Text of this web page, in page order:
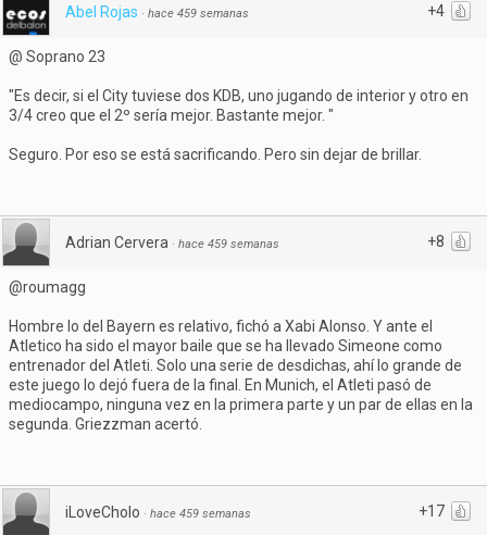
+4
Abel Rojas · hace 459 semanas
@ Soprano 23
"Es decir, si el City tuviese dos KDB, uno jugando de interior y otro en
3/4 creo que el 2º sería mejor. Bastante mejor. "
Seguro. Por eso se está sacrificando. Pero sin dejar de brillar.
+8
Adrian Cervera · hace 459 semanas
@roumagg
Hombre lo del Bayern es relativo, fichó a Xabi Alonso. Y ante el
Atletico ha sido el mayor baile que se ha llevado Simeone como
entrenador del Atleti. Solo una serie de desdichas, ahí lo grande de
este juego lo dejó fuera de la final. En Munich, el Atleti pasó de
mediocampo, ninguna vez en la primera parte y un par de ellas en la
segunda. Griezzman acertó.
+17
iLoveCholo · hace 459 semanas